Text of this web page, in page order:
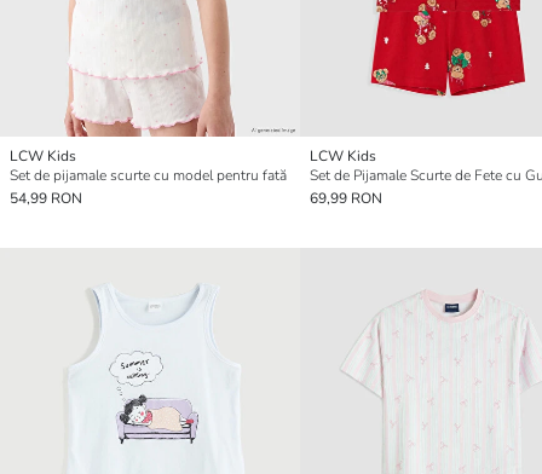
LCW Kids
Set de pijamale scurte cu model pentru fată
54,99 RON
LCW Kids
69,99 RON